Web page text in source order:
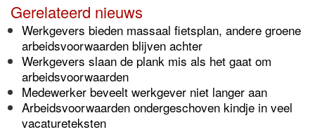
Gerelateerd nieuws
Werkgevers bieden massaal fietsplan, andere groene
arbeidsvoorwaarden blijven achter
Werkgevers slaan de plank mis als het gaat om
arbeidsvoorwaarden
Medewerker beveelt werkgever niet langer aan
Arbeidsvoorwaarden ondergeschoven kindje in veel
vacatureteksten